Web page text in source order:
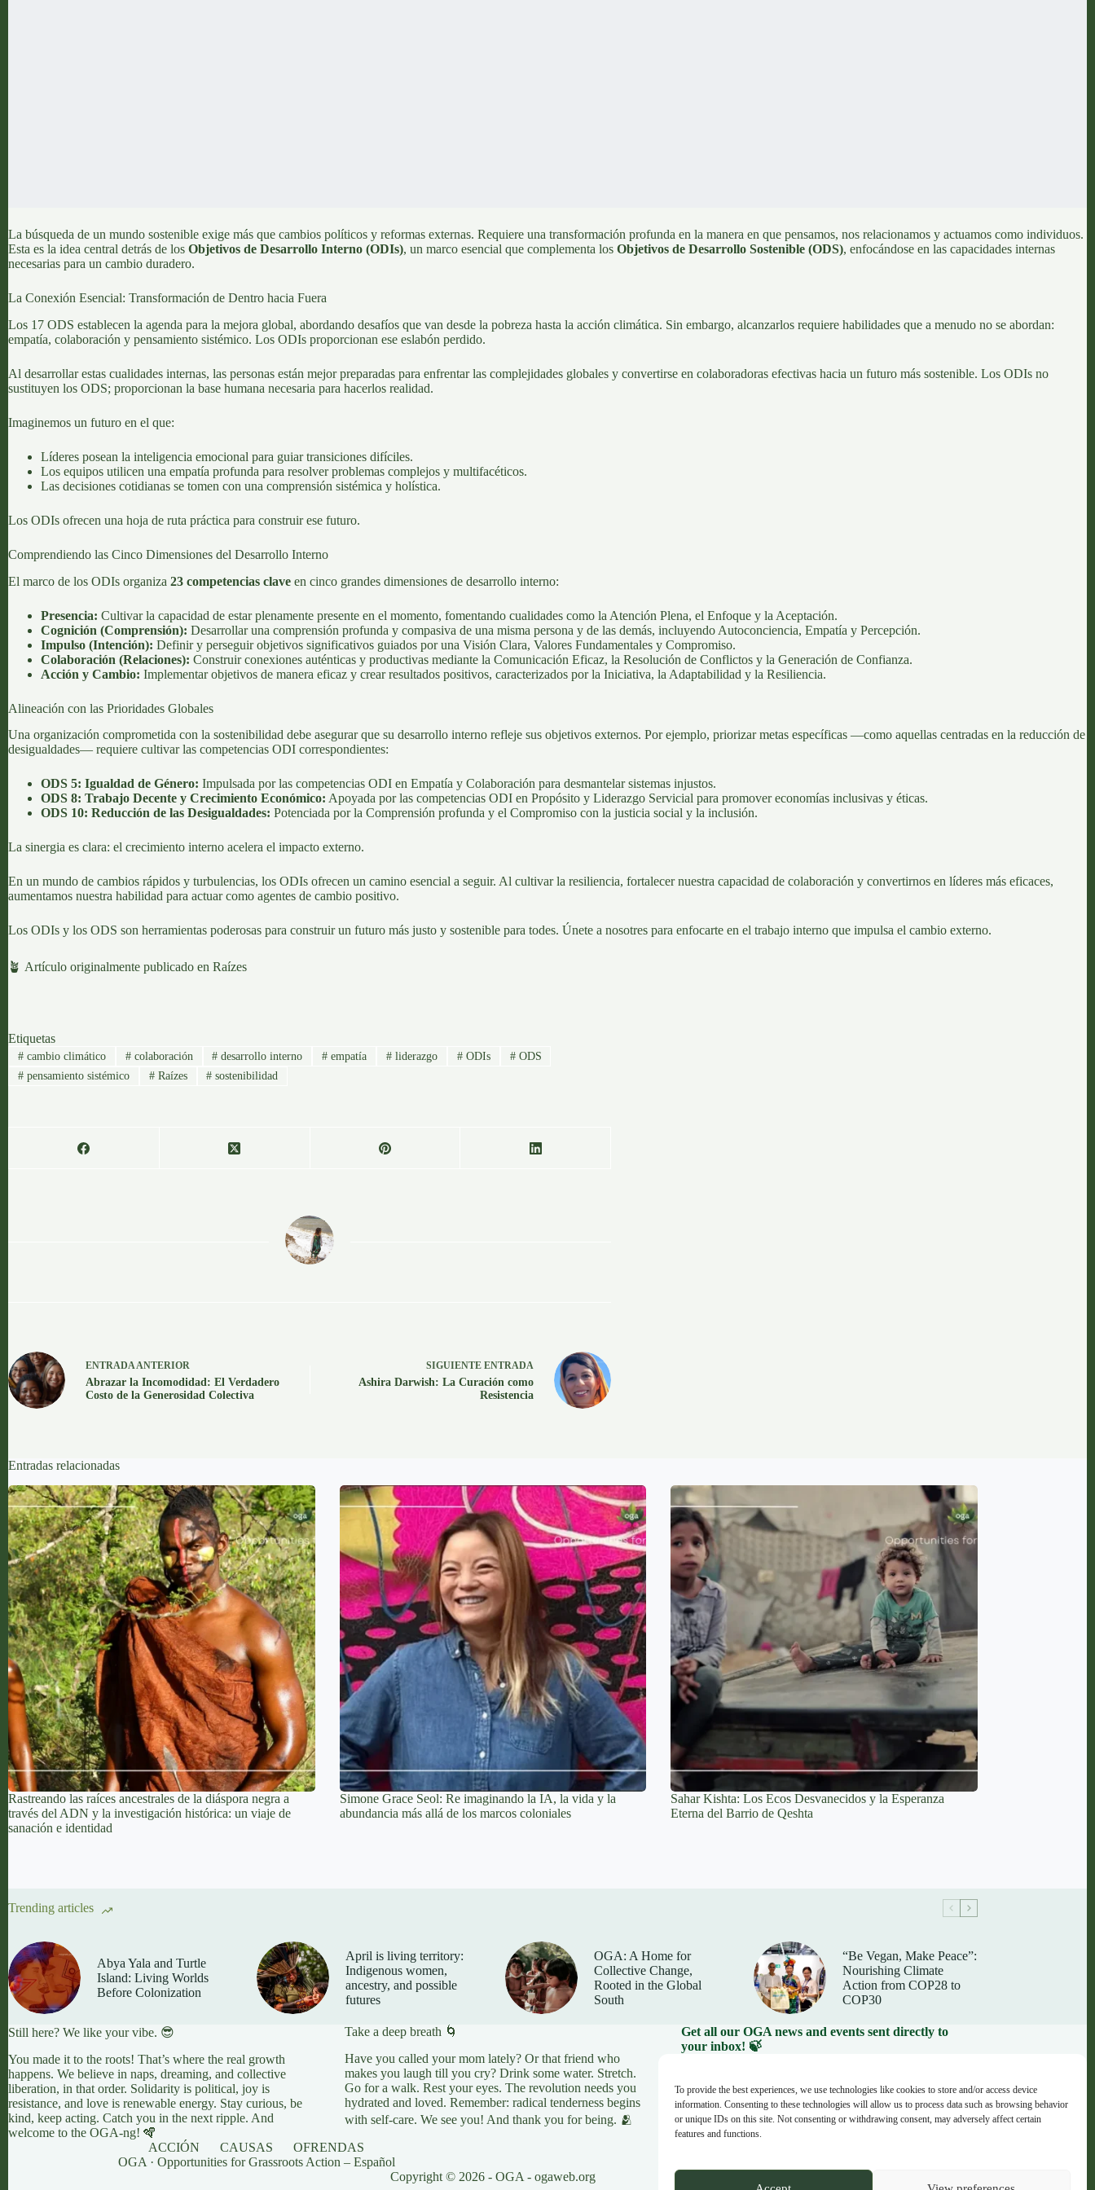
To provide the best experiences, we use technologies like cookies to store and/or access device
information. Consenting to these technologies will allow us to process data such as browsing behavior
or unique IDs on this site. Not consenting or withdrawing consent, may adversely affect certain
features and functions.
La búsqueda de un mundo sostenible exige más que cambios políticos y reformas externas. Requiere una transformación profunda en la manera en que pensamos, nos relacionamos y actuamos como individuos.
Esta es la idea central detrás de los Objetivos de Desarrollo Interno (ODIs), un marco esencial que complementa los Objetivos de Desarrollo Sostenible (ODS), enfocándose en las capacidades internas
necesarias para un cambio duradero.
La Conexión Esencial: Transformación de Dentro hacia Fuera
Los 17 ODS establecen la agenda para la mejora global, abordando desafíos que van desde la pobreza hasta la acción climática. Sin embargo, alcanzarlos requiere habilidades que a menudo no se abordan:
empatía, colaboración y pensamiento sistémico. Los ODIs proporcionan ese eslabón perdido.
Al desarrollar estas cualidades internas, las personas están mejor preparadas para enfrentar las complejidades globales y convertirse en colaboradoras efectivas hacia un futuro más sostenible. Los ODIs no
sustituyen los ODS; proporcionan la base humana necesaria para hacerlos realidad.
Imaginemos un futuro en el que:
Líderes posean la inteligencia emocional para guiar transiciones difíciles.
Los equipos utilicen una empatía profunda para resolver problemas complejos y multifacéticos.
Las decisiones cotidianas se tomen con una comprensión sistémica y holística.
Los ODIs ofrecen una hoja de ruta práctica para construir ese futuro.
Comprendiendo las Cinco Dimensiones del Desarrollo Interno
El marco de los ODIs organiza 23 competencias clave en cinco grandes dimensiones de desarrollo interno:
Presencia: Cultivar la capacidad de estar plenamente presente en el momento, fomentando cualidades como la Atención Plena, el Enfoque y la Aceptación.
Cognición (Comprensión): Desarrollar una comprensión profunda y compasiva de una misma persona y de las demás, incluyendo Autoconciencia, Empatía y Percepción.
Impulso (Intención): Definir y perseguir objetivos significativos guiados por una Visión Clara, Valores Fundamentales y Compromiso.
Colaboración (Relaciones): Construir conexiones auténticas y productivas mediante la Comunicación Eficaz, la Resolución de Conflictos y la Generación de Confianza.
Acción y Cambio: Implementar objetivos de manera eficaz y crear resultados positivos, caracterizados por la Iniciativa, la Adaptabilidad y la Resiliencia.
Alineación con las Prioridades Globales
Una organización comprometida con la sostenibilidad debe asegurar que su desarrollo interno refleje sus objetivos externos. Por ejemplo, priorizar metas específicas —como aquellas centradas en la reducción de
desigualdades— requiere cultivar las competencias ODI correspondientes:
ODS 5: Igualdad de Género: Impulsada por las competencias ODI en Empatía y Colaboración para desmantelar sistemas injustos.
ODS 8: Trabajo Decente y Crecimiento Económico: Apoyada por las competencias ODI en Propósito y Liderazgo Servicial para promover economías inclusivas y éticas.
ODS 10: Reducción de las Desigualdades: Potenciada por la Comprensión profunda y el Compromiso con la justicia social y la inclusión.
La sinergia es clara: el crecimiento interno acelera el impacto externo.
En un mundo de cambios rápidos y turbulencias, los ODIs ofrecen un camino esencial a seguir. Al cultivar la resiliencia, fortalecer nuestra capacidad de colaboración y convertirnos en líderes más eficaces,
aumentamos nuestra habilidad para actuar como agentes de cambio positivo.
Los ODIs y los ODS son herramientas poderosas para construir un futuro más justo y sostenible para todes. Únete a nosotres para enfocarte en el trabajo interno que impulsa el cambio externo.
🪴 Artículo originalmente publicado en Raízes
Etiquetas
#cambio climático #colaboración # desarrollo interno # empatía # liderazgo #ODIs #ODS
#pensamiento sistémico #Raízes # sostenibilidad
OGA
ENTRADAANTERIOR
Abrazar la Incomodidad: El Verdadero
Costo de la Generosidad Colectiva
SIGUIENTE ENTRADA
Ashira Darwish: La Curación como
Resistencia
Entradas relacionadas
Rastreando las raíces ancestrales de la diáspora negra a
través del ADN y la investigación histórica: un viaje de
sanación e identidad
Simone Grace Seol: Re imaginando la IA, la vida y la
abundancia más allá de los marcos coloniales
Sahar Kishta: Los Ecos Desvanecidos y la Esperanza
Eterna del Barrio de Qeshta
Trending articles
Abya Yala and Turtle
Island: Living Worlds
Before Colonization
April is living territory:
Indigenous women,
ancestry, and possible
futures
OGA: A Home for
Collective Change,
Rooted in the Global
South
“Be Vegan, Make Peace”:
Nourishing Climate
Action from COP28 to
COP30
Still here? We like your vibe. 😎
You made it to the roots! That’s where the real growth
happens. We believe in naps, dreaming, and collective
liberation, in that order. Solidarity is political, joy is
resistance, and love is renewable energy. Stay curious, be
kind, keep acting. Catch you in the next ripple. And
welcome to the OGA-ng! 🪇
Take a deep breath 🌀
Have you called your mom lately? Or that friend who
makes you laugh till you cry? Drink some water. Stretch.
Go for a walk. Rest your eyes. The revolution needs you
hydrated and loved. Remember: radical tenderness begins
with self-care. We see you! And thank you for being. 🫂
Get all our OGA news and events sent directly to
your inbox! 🍃
ACCIÓN CAUSAS
OFRENDAS
OGA · Opportunities for Grassroots Action – Español
Copyright © 2026 - OGA - ogaweb.org